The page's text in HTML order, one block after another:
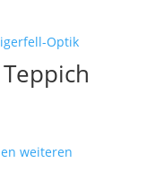
weiteren